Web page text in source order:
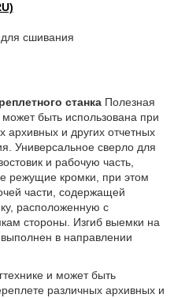
сшивания
станкаПолезная
может быть использована при
и других отчетных
Универсальное сверло для
и рабочую часть,
режущие кромки, при этом
части, содержащей
расположенную с
стороны. Изгиб выемки на
в направлении
и может быть
различных архивных и